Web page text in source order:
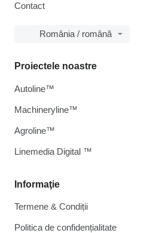
Contact
România / română
Informaţie
Termene & Condiții
Politica de confidențialitate
Proiectele noastre
Autoline™
Machineryline™
Agroline™
Linemedia Digital ™